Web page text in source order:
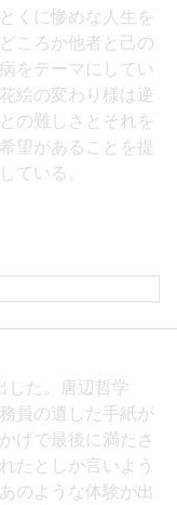
くに惨めな人生を
ころか他者と己の
をテーマにしてい
絵の変わり様は逆
の難しさとそれを
望があることを提
ている。
した。唐辺哲学
員の遺した手紙が
げで最後に満たさ
たとしか言いよう
のような体験が出